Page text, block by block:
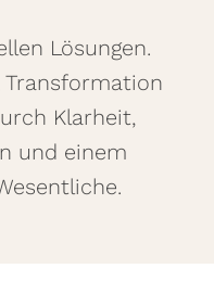
Lösungen.
Transformation
Klarheit,
und einem